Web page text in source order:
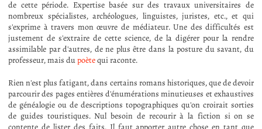
de cette période. Expertise basée sur des travaux universitaires de
nombreux spécialistes, archéologues, linguistes, juristes, etc., et qui
s'exprime à travers mon œuvre de médiateur. Une des difficultés est
justement de s'extraire de cette science, de la digérer pour la rendre
assimilable par d'autres, de ne plus être dans la posture du savant, du
professeur, mais dupoètequi raconte.
Rien n'est plus fatigant, dans certains romans historiques, que de devoir
parcourir des pages entières d'énumérations minutieuses et exhaustives
de généalogie ou de descriptions topographiques qu'on croirait sorties
de guides touristiques. Nul besoin de recourir à la fiction si on se
contente de lister des faits. Il faut apporter autre chose en tant que